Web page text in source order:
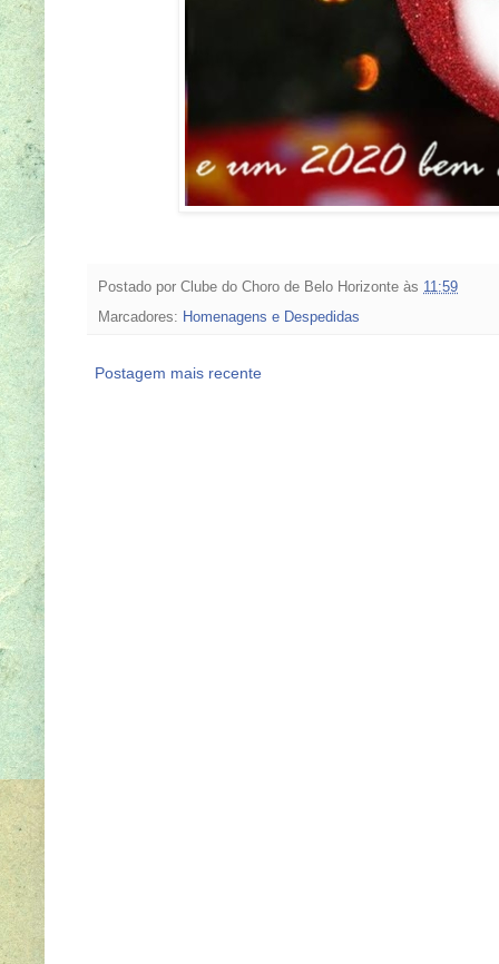
Postado por Clube do Choro de Belo Horizonte às 11:59
Marcadores: Homenagens e Despedidas
Postagem mais recente